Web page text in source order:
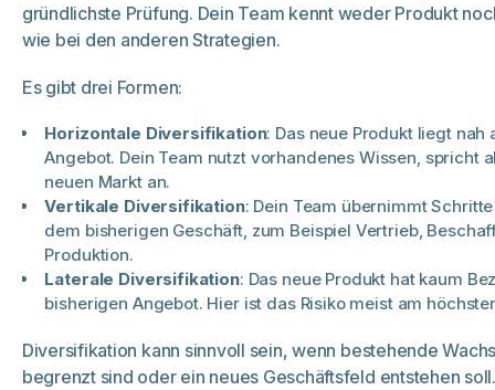
gründlichste Prüfung. Dein Team kennt weder Produkt
wie bei den anderen Strategien.
Es gibt drei Formen:
Horizontale Diversifikation: Das neue Produkt liegt nah
Angebot. Dein Team nutzt vorhandenes Wissen, spricht
neuen Markt an.
Vertikale Diversifikation: Dein Team übernimmt
dem bisherigen Geschäft, zum Beispiel Vertrieb,
Produktion.
Laterale Diversifikation: Das neue Produkt hat kaum
bisherigen Angebot. Hier ist das Risiko meist am
Diversifikation kann sinnvoll sein, wenn bestehende
begrenzt sind oder ein neues Geschäftsfeld entstehen